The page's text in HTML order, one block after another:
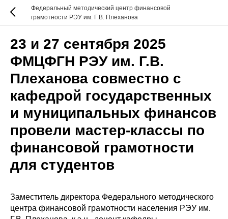
Федеральный методический центр финансовой
грамотности РЭУ им. Г.В. Плеханова
23 и 27 сентября 2025
ФМЦФГН РЭУ им. Г.В.
Плеханова совместно с
кафедрой государственных
и муниципальных финансов
провели мастер-классы по
финансовой грамотности
для студентов
Заместитель директора Федерального методического
центра финансовой грамотности населения РЭУ им.